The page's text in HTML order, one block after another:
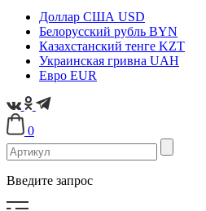
Доллар США USD
Белорусский рубль BYN
Казахстанский тенге KZT
Украинская гривна UAH
Евро EUR
0
Введите запрос